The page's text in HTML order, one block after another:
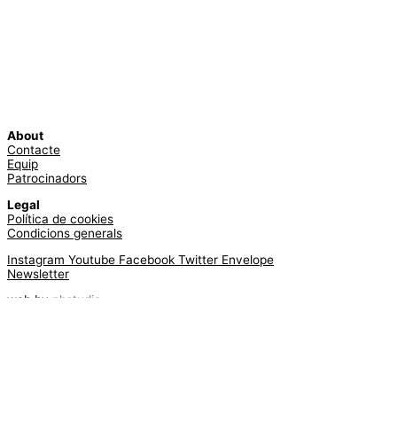
About
Contacte
Equip
Patrocinadors
Legal
Política de cookies
Condicions generals
Instagram Youtube Facebook Twitter Envelope
Newsletter
web by phstudio